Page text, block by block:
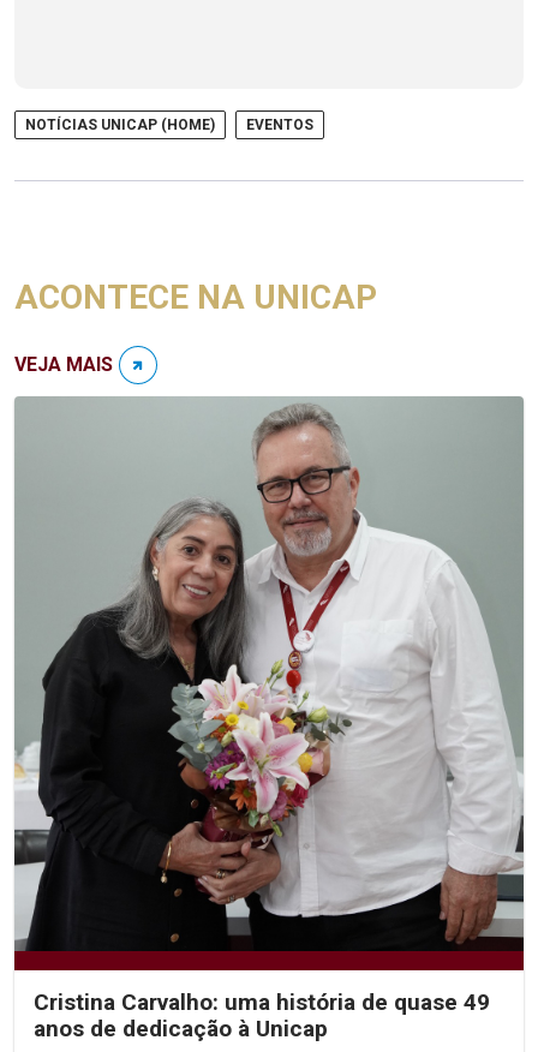
NOTÍCIAS UNICAP (HOME) EVENTOS
ACONTECE NA UNICAP
VEJA MAIS
Cristina Carvalho: uma história de quase 49
anos de dedicação à Unicap